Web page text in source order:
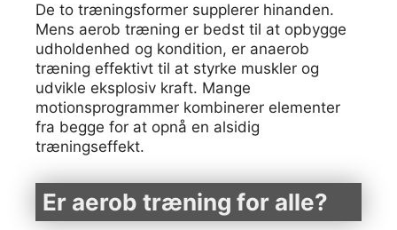
De to træningsformer supplerer hinanden.
Mens aerob træning er bedst til at opbygge
udholdenhed og kondition, er anaerob
træning effektivt til at styrke muskler og
udvikle eksplosiv kraft. Mange
motionsprogrammer kombinerer elementer
fra begge for at opnå en alsidig
træningseffekt.
Er aerob træning for alle?